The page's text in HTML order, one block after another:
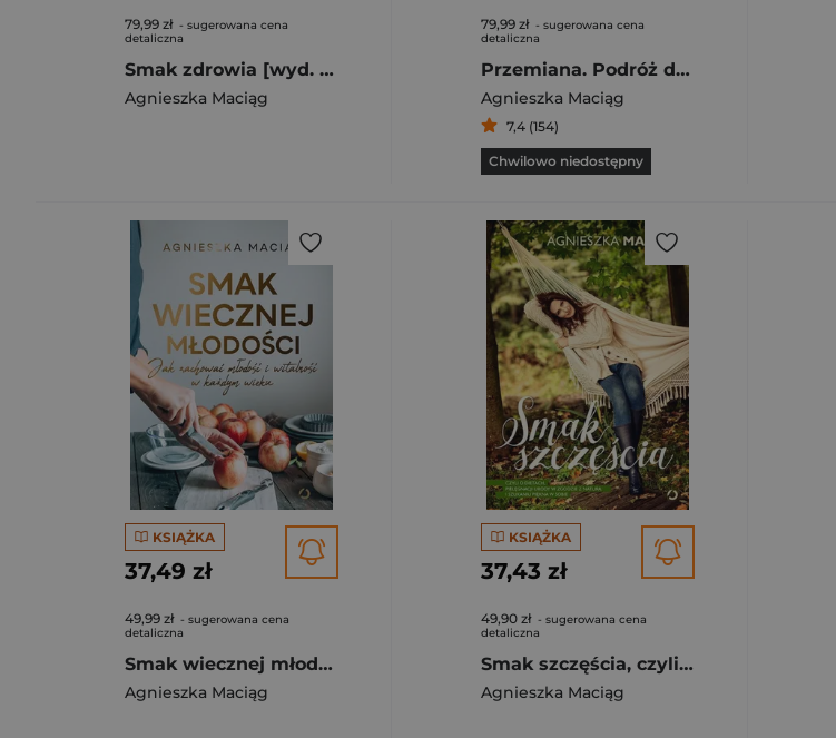
79,99 zł - sugerowana cena
detaliczna
Smak zdrowia [wyd. 3, 2023]
Agnieszka Maciąg
79,99 zł - sugerowana cena
detaliczna
Przemiana. Podróż do siły i wolności
Agnieszka Maciąg
7,4 (154)
Chwilowo niedostępny
KSIĄŻKA
37,49 zł
49,99 zł - sugerowana cena
detaliczna
Smak wiecznej młodości. Jak zachować młodość i witalność
Agnieszka Maciąg
KSIĄŻKA
37,43 zł
49,90 zł - sugerowana cena
detaliczna
Smak szczęścia, czyli o dietach, modzie, medytacji i kąpieli w płatkach róż
Agnieszka Maciąg